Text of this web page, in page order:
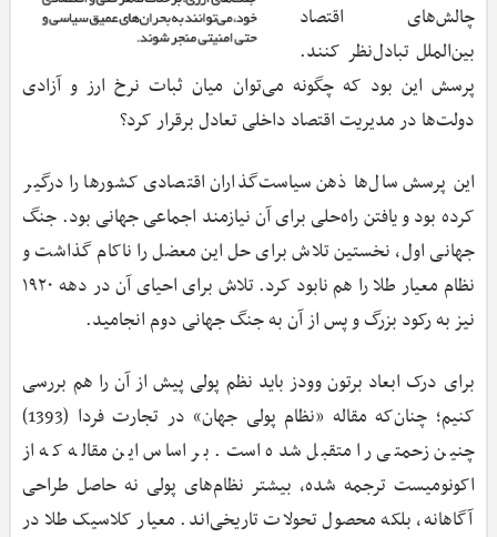
چالش‌های اقتصاد
بین‌الملل تبادل‌نظر کنند.
پرسش این بود که چگونه می‌توان میان ثبات نرخ ارز و آزادی
دولت‌ها در مدیریت اقتصاد داخلی تعادل برقرار کرد؟
این پرسش سال‌ها ذهن سیاست‌گذاران اقتصادی کشورها را درگیر
کرده بود و یافتن راه‌حلی برای آن نیازمند اجماعی جهانی بود. جنگ
جهانی اول، نخستین تلاش برای حل این معضل را ناکام گذاشت و
نظام معیار طلا را هم نابود کرد. تلاش برای احیای آن در دهه ۱۹۲۰
نیز به رکود بزرگ و پس از آن به جنگ جهانی دوم انجامید.
برای درک ابعاد برتون وودز باید نظم پولی پیش از آن را هم بررسی
کنیم؛ چنان‌که مقاله «نظام پولی جهان» در تجارت فردا (1393)
چنین زحمتی را متقبل شده است. بر اساس این مقاله که از
اکونومیست ترجمه شده، بیشتر نظام‌های پولی نه حاصل طراحی
آگاهانه، بلکه محصول تحولات تاریخی‌اند. معیار کلاسیک طلا در